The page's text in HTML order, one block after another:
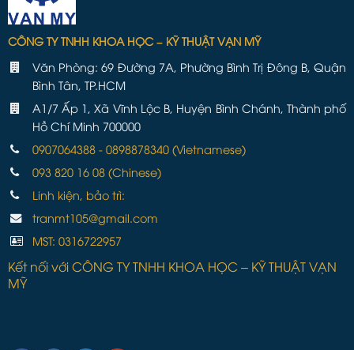
CÔNG TY TNHH KHOA HỌC – KỸ THUẬT VẠN MỸ
Văn Phòng: 69 Đường 7A, Phường Bình Trị Đông B, Quận
Bình Tân, TP.HCM
A1/7 Ấp 1, Xã Vĩnh Lộc B, Huyện Bình Chánh, Thành phố
Hồ Chí Minh 700000
0907064388 - 0898878340 (Vietnamese)
093 820 16 08 (Chinese)
Linh kiện, bảo trì:
tranmt105@gmail.com
MST: 0316722957
Kết nối với CÔNG TY TNHH KHOA HỌC – KỸ THUẬT VẠN
MỸ